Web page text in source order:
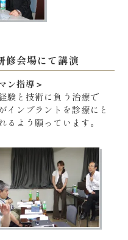
会場にて講演
ン指導＞
験と技術に負う治療で
インプラントを診療にと
るよう願っています。